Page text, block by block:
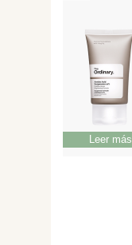
Leer más